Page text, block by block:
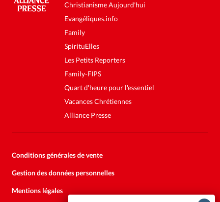
Christianisme Aujourd'hui
Evangéliques.info
Family
SpirituElles
Les Petits Reporters
Family-FIPS
Quart d'heure pour l'essentiel
Vacances Chrétiennes
Alliance Presse
Conditions générales de vente
Gestion des données personnelles
Mentions légales